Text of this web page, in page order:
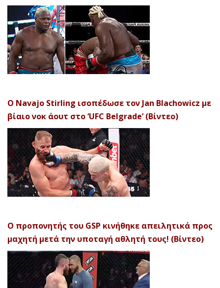
Ο Navajo Stirling ισοπέδωσε τον Jan Blachowicz με
βίαιο νοκ άουτ στο ‘UFC Belgrade’ (Βίντεο)
Ο προπονητής του GSP κινήθηκε απειλητικά προς
μαχητή μετά την υποταγή αθλητή τους! (Βίντεο)